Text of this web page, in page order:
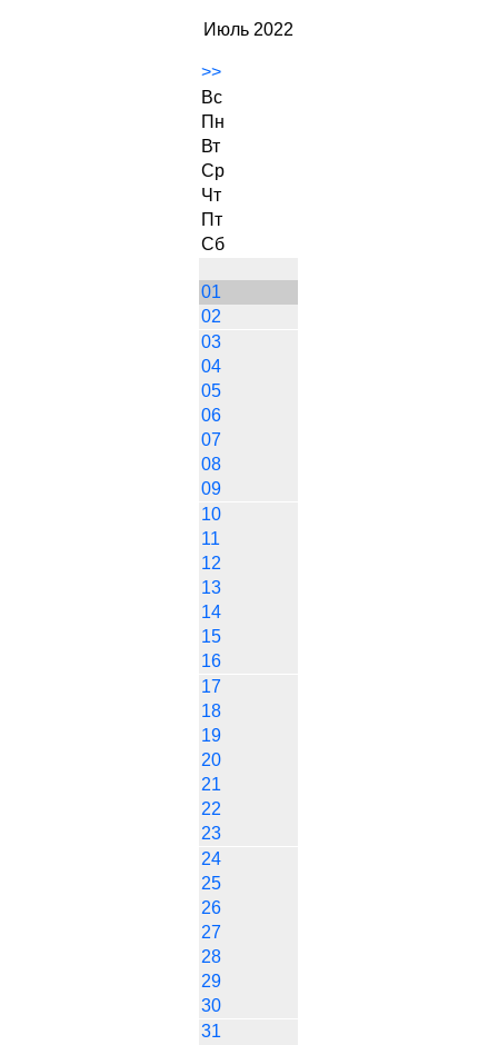
Июль 2022
>>
Вс
Пн
Вт
Ср
Чт
Пт
Сб
01
02
03
04
05
06
07
08
09
10
11
12
13
14
15
16
17
18
19
20
21
22
23
24
25
26
27
28
29
30
31